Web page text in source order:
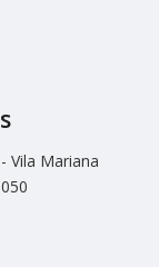
Vila Mariana